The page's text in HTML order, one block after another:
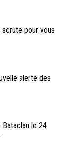
scrute pour vous
alerte des
Bataclan le 24